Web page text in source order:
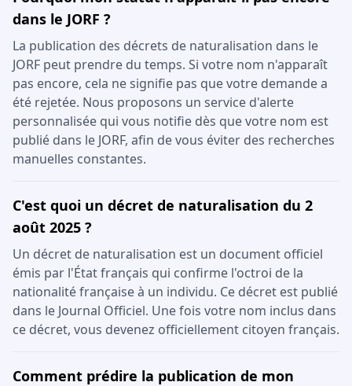
dans le JORF ?
La publication des décrets de naturalisation dans le
JORF peut prendre du temps. Si votre nom n'apparaît
pas encore, cela ne signifie pas que votre demande a
été rejetée. Nous proposons un service d'alerte
personnalisée qui vous notifie dès que votre nom est
publié dans le JORF, afin de vous éviter des recherches
manuelles constantes.
C'est quoi un décret de naturalisation du 2
août 2025 ?
Un décret de naturalisation est un document officiel
émis par l'État français qui confirme l'octroi de la
nationalité française à un individu. Ce décret est publié
dans le Journal Officiel. Une fois votre nom inclus dans
ce décret, vous devenez officiellement citoyen français.
Comment prédire la publication de mon